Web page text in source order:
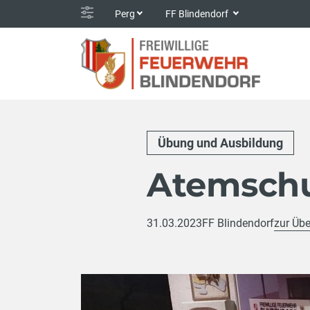
Perg FF Blindendorf
Übung und Ausbildung
31.03.2023FF Blindendorfzur